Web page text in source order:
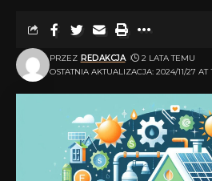
OSTATNIA AKTUALIZACJA: 2024/11/27 AT
PRZEZ REDAKCJA 2 LATA TEMU